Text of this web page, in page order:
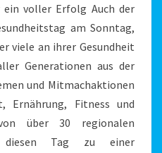
VOLLER
ERFOLG
ein voller Erfolg Auch der
am Sonntag,
viele an ihrer Gesundheit
Generationen aus der
und Mitmachaktionen
Ernährung, Fitness und
über 30 regionalen
diesen Tag zu einer